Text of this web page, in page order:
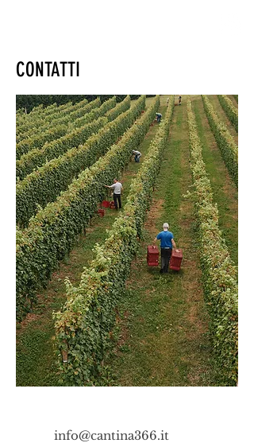
CONTATTI
info@cantina366.it